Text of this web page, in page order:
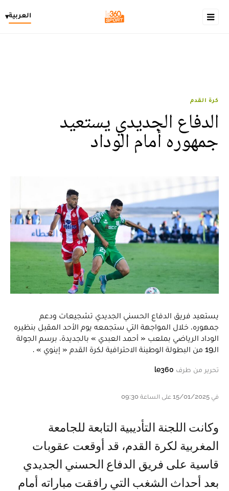
العربية▾
كرة القدم
الدفاع الجديدي يستعيد
جمهوره أمام الوداد
يستعيد فريق الدفاع الحسني الجديدي تشجيعات ودعم
جمهوره، خلال المواجهة التي ستجمعه يوم الأحد المقبل بنظيره
الوداد الرياضي بملعب « أحمد العبدي » بالجديدة، برسم الجولة
الـ19 من البطولة الوطينة الاحترافية لكرة القدم « إينوي » .
تحرير من طرف le360
في 15/01/2025 على الساعة 09:30
وكانت اللجنة التأديبية التابعة للجامعة
المغربية لكرة القدم، قد أوقعت عقوبات
قاسية على فريق الدفاع الحسني الجديدي
بعد أحداث الشغب التي رافقت مباراته أمام